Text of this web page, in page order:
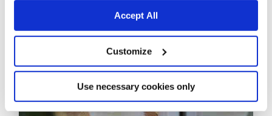
Accept All
Customize
Use necessary cookies only
Articles liés